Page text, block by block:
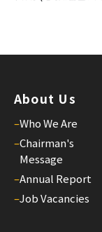
About Us
–Who We Are
–Chairman's
Message
–Annual Report
–Job Vacancies